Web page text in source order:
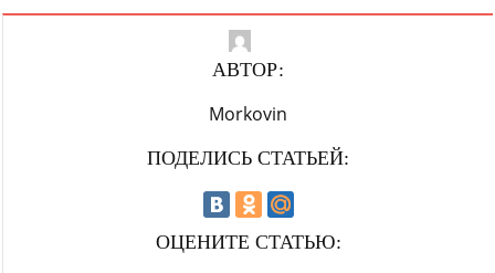
АВТОР:
Morkovin
ПОДЕЛИСЬ СТАТЬЕЙ:
ОЦЕНИТЕ СТАТЬЮ: